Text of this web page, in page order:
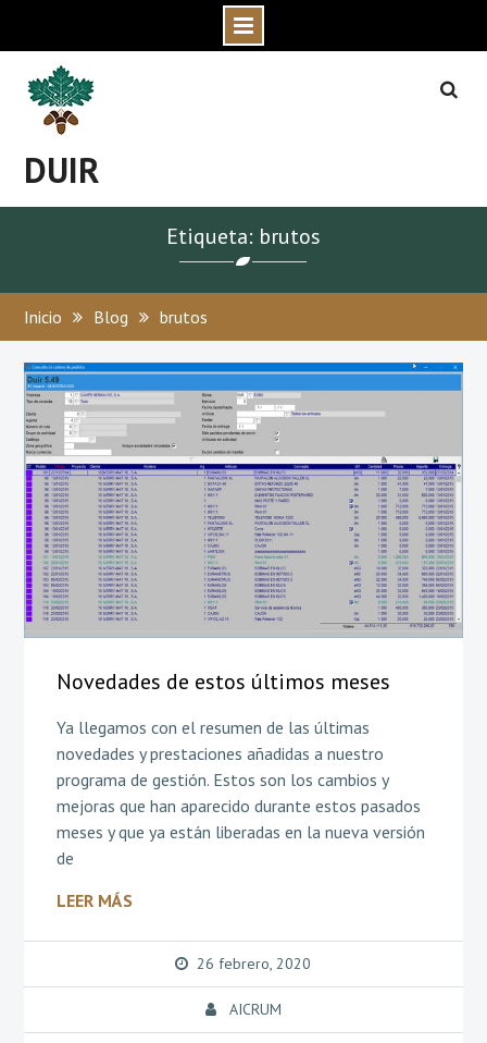
content
DUIR
Etiqueta: brutos
Inicio Blog brutos
Novedades de estos últimos meses
Ya llegamos con el resumen de las últimas
novedades y prestaciones añadidas a nuestro
programa de gestión. Estos son los cambios y
mejoras que han aparecido durante estos pasados
meses y que ya están liberadas en la nueva versión
de
LEER MÁS
26 febrero, 2020
AICRUM